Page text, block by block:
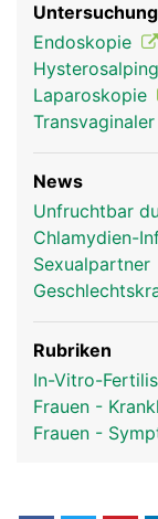
Endoskopie
Laparoskopie
News
Unfruchtbar
Chlamydien-
Sexualpartner
Rubriken
In-Vitro-
Frauen -
Frauen -